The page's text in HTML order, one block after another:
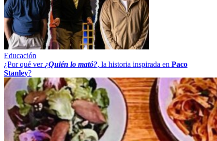
Educación
¿Por qué ver ¿Quién lo mató?, la historia inspirada en Paco
Stanley?